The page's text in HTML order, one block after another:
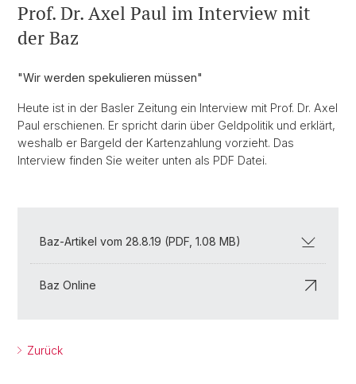
Prof. Dr. Axel Paul im Interview mit
der Baz
"Wir werden spekulieren müssen"
Heute ist in der Basler Zeitung ein Interview mit Prof. Dr. Axel
Paul erschienen. Er spricht darin über Geldpolitik und erklärt,
weshalb er Bargeld der Kartenzahlung vorzieht. Das
Interview finden Sie weiter unten als PDF Datei.
Baz-Artikel vom 28.8.19 (PDF, 1.08 MB)
Baz Online
Zurück